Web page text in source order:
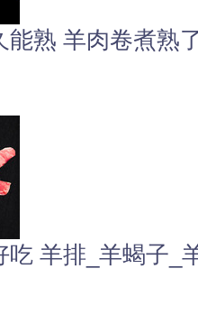
能熟 羊肉卷煮熟
吃 羊排_羊蝎子_